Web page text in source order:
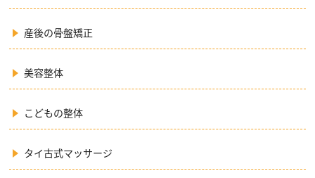
産後の骨盤矯正
美容整体
こどもの整体
タイ古式マッサージ